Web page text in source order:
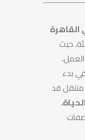
حيث
بدء
قد
،